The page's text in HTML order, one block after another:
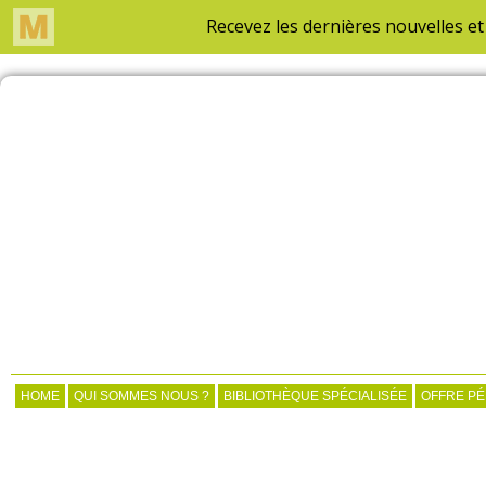
HOME QUI SOMMES NOUS ? BIBLIOTHÈQUE SPÉCIALISÉE OFFRE